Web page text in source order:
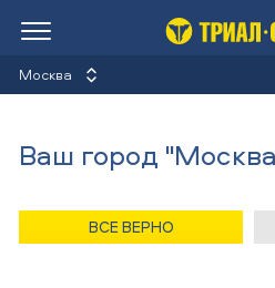
Москва
комплект
Назад/Главная/Каталог/
Колёса для скейтборда комплект
Ваш город
ВСЕ ВЕРНО